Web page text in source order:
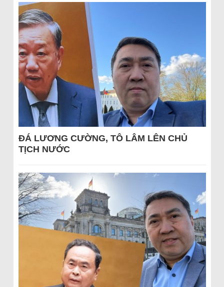
ĐÁ LƯƠNG CƯỜNG, TÔ LÂM LÊN CHỦ
TỊCH NƯỚC